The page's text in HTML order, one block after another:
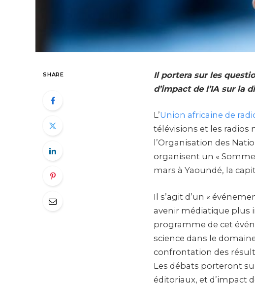
SHARE
Il portera sur les
d’impact de l’IA sur la
L’Union africaine de
télévisions et les radios
l’Organisation des
organisent un «
mars à Yaoundé, la
Il s’agit d’un «
avenir médiatique plus
programme de cet
science dans le
confrontation des
Les débats porteront
éditoriaux, et d’impact